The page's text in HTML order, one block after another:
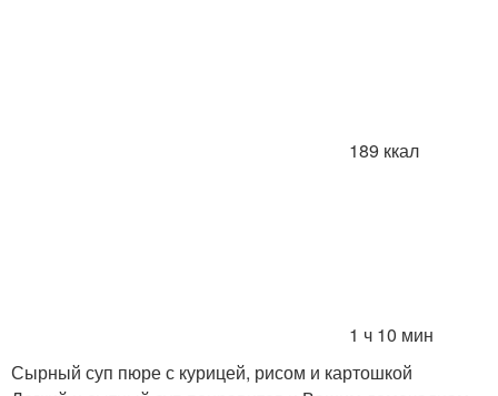
189 ккал
1 ч 10 мин
Сырный суп пюре с курицей, рисом и картошкой